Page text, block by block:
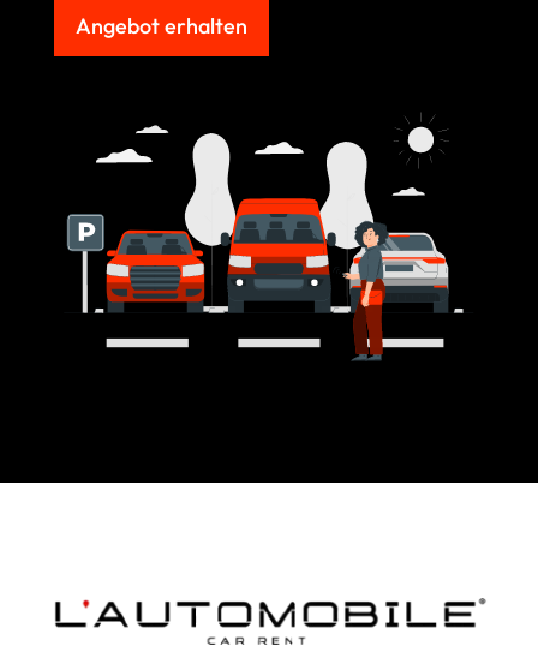
Angebot erhalten